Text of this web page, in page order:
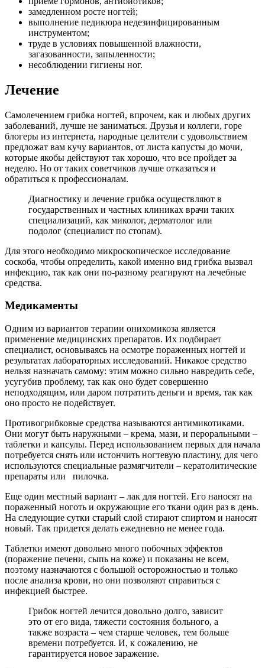
замедленном росте ногтей;
выполнение педикюра недезинфицированным
инструментом;
труде в условиях повышенной влажности,
загазованности, запыленности;
несоблюдении гигиены ног.
Лечение
Самолечением грибка ногтей, впрочем, как и любых других
заболеваний, лучше не заниматься. Друзья и коллеги, горе
блогеры из интернета, народные целители с удовольствием
предложат вам кучу вариантов, от листа капусты до мочи,
которые якобы действуют так хорошо, что все пройдет за
неделю. Но от таких советчиков лучше отказаться и
обратиться к профессионалам.
Диагностику и лечение грибка осуществляют в
государственных и частных клиниках врачи таких
специализаций, как миколог, дерматолог или
подолог (специалист по стопам).
Для этого необходимо микроскопическое исследование
соскоба, чтобы определить, какой именно вид грибка вызвал
инфекцию, так как они по-разному реагируют на лечебные
средства.
Медикаменты
Одним из вариантов терапии онихомикоза является
применение медицинских препаратов. Их подбирает
специалист, основываясь на осмотре пораженных ногтей и
результатах лабораторных исследований. Никакое средство
нельзя назначать самому: этим можно сильно навредить себе,
усугубив проблему, так как оно будет совершенно
неподходящим, или даром потратить деньги и время, так как
оно просто не подействует.
Противогрибковые средства называются антимикотиками.
Они могут быть наружными – крема, мази, и пероральными –
таблетки и капсулы. Перед использованием первых для начала
потребуется снять или истончить ногтевую пластину, для чего
используются специальные размягчители – кератолитические
препараты или пилочка.
Еще один местный вариант – лак для ногтей. Его наносят на
пораженный ноготь и окружающие его ткани один раз в день.
На следующие сутки старый слой стирают спиртом и наносят
новый. Так придется делать ежедневно не менее года.
Таблетки имеют довольно много побочных эффектов
(поражение печени, сыпь на коже) и показаны не всем,
поэтому назначаются с большой осторожностью и только
после анализа крови, но они позволяют справиться с
инфекцией быстрее.
Грибок ногтей лечится довольно долго, зависит
это от его вида, тяжести состояния больного, а
также возраста – чем старше человек, тем больше
времени потребуется. И, к сожалению, не
гарантируется новое заражение.